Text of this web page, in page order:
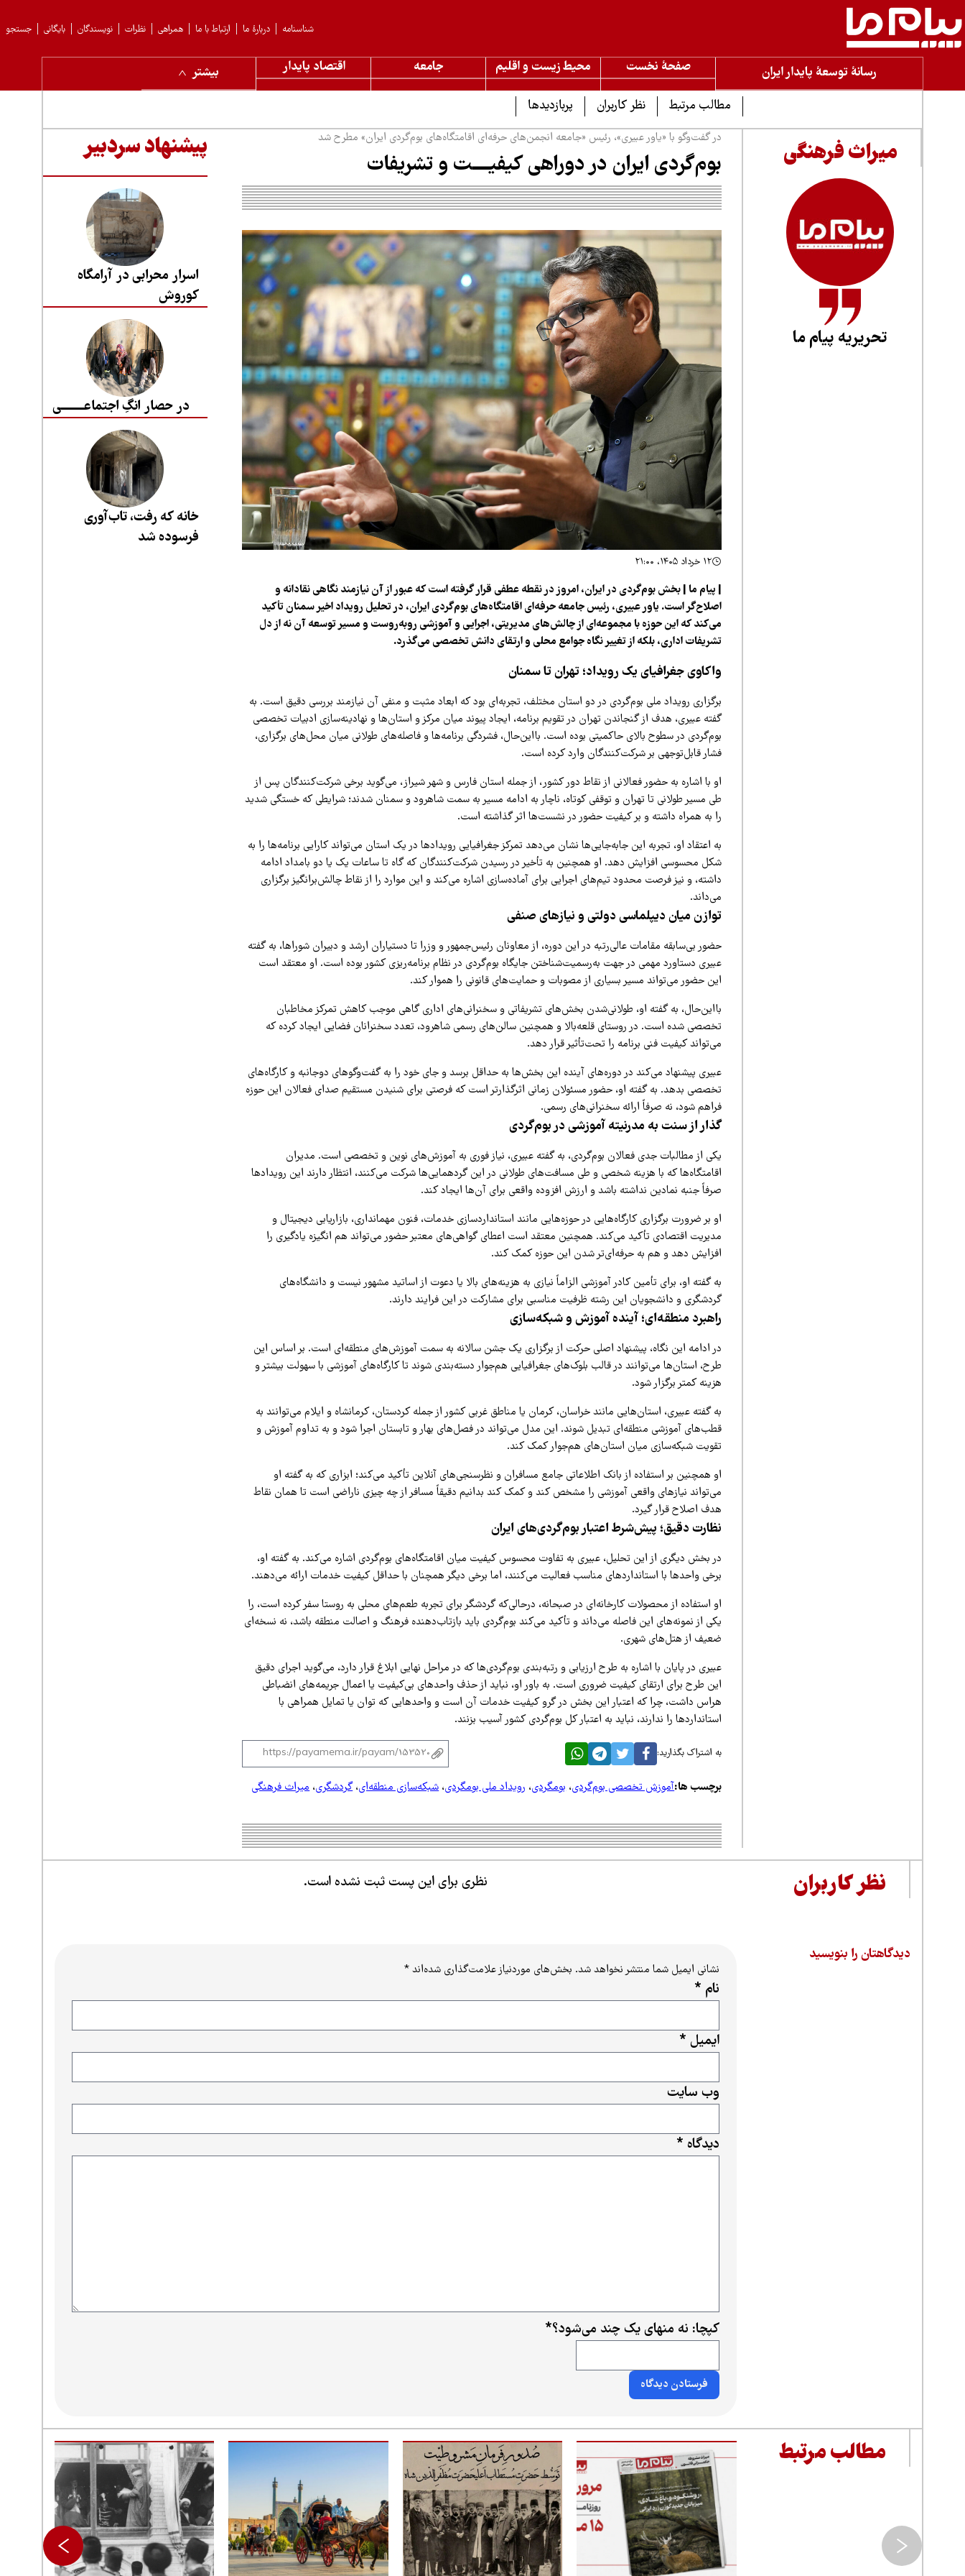
جستجو بایگانی نویسندگان نظرات همراهی ارتباط با ما دربارهٔ ما شناسنامه
رسانۀ توسعۀ پایدار ایران صفحۀ نخست محیط زیست و اقلیم جامعه اقتصاد پایدار
بیشتر
مطالب مرتبط
نظر کاربران پربازدیدها
میراث فرهنگی
تحریریه پیام ما
در گفت‌وگو با «یاور عبیری»، رئیس «جامعه انجمن‌های حرفه‌ای اقامتگاه‌های بوم‌گردی ایران» مطرح شد
بوم‌گردی ایران در دوراهی کیفیــــت و تشریفات
۱۲ خرداد ۱۴۰۵، ۲۱:۰۰
| پیام ما | بخش بوم‌گردی در ایران، امروز در نقطه عطفی قرار گرفته است که عبور از آن نیازمند نگاهی نقادانه و
اصلاح‌گر است. یاور عبیری، رئیس جامعه حرفه‌ای اقامتگاه‌های بوم‌گردی ایران، در تحلیل رویداد اخیر سمنان تأکید
می‌کند که این حوزه با مجموعه‌ای از چالش‌های مدیریتی، اجرایی و آموزشی روبه‌روست و مسیر توسعه آن نه از دل
تشریفات اداری، بلکه از تغییر نگاه جوامع محلی و ارتقای دانش تخصصی می‌گذرد.
واکاوی جغرافیای یک رویداد؛ تهران تا سمنان
برگزاری رویداد ملی بوم‌گردی در دو استان مختلف، تجربه‌ای بود که ابعاد مثبت و منفی آن نیازمند بررسی دقیق است. به
گفته عبیری، هدف از گنجاندن تهران در تقویم برنامه، ایجاد پیوند میان مرکز و استان‌ها و نهادینه‌سازی ادبیات تخصصی
بوم‌گردی در سطوح بالای حاکمیتی بوده است. بااین‌حال، فشردگی برنامه‌ها و فاصله‌های طولانی میان محل‌های برگزاری،
فشار قابل‌توجهی بر شرکت‌کنندگان وارد کرده است.
او با اشاره به حضور فعالانی از نقاط دور کشور، از جمله استان فارس و شهر شیراز، می‌گوید برخی شرکت‌کنندگان پس از
طی مسیر طولانی تا تهران و توقفی کوتاه، ناچار به ادامه مسیر به سمت شاهرود و سمنان شدند؛ شرایطی که خستگی شدید
را به همراه داشته و بر کیفیت حضور در نشست‌ها اثر گذاشته است.
به اعتقاد او، تجربه این جابه‌جایی‌ها نشان می‌دهد تمرکز جغرافیایی رویدادها در یک استان می‌تواند کارایی برنامه‌ها را به
شکل محسوسی افزایش دهد. او همچنین به تأخیر در رسیدن شرکت‌کنندگان که گاه تا ساعات یک یا دو بامداد ادامه
داشته، و نیز فرصت محدود تیم‌های اجرایی برای آماده‌سازی اشاره می‌کند و این موارد را از نقاط چالش‌برانگیز برگزاری
می‌داند.
توازن میان دیپلماسی دولتی و نیازهای صنفی
حضور بی‌سابقه مقامات عالی‌رتبه در این دوره، از معاونان رئیس‌جمهور و وزرا تا دستیاران ارشد و دبیران شوراها، به گفته
عبیری دستاورد مهمی در جهت به‌رسمیت‌شناختن جایگاه بوم‌گردی در نظام برنامه‌ریزی کشور بوده است. او معتقد است
این حضور می‌تواند مسیر بسیاری از مصوبات و حمایت‌های قانونی را هموار کند.
بااین‌حال، به گفته او، طولانی‌شدن بخش‌های تشریفاتی و سخنرانی‌های اداری گاهی موجب کاهش تمرکز مخاطبان
تخصصی شده است. در روستای قلعه‌بالا و همچنین سالن‌های رسمی شاهرود، تعدد سخنرانان فضایی ایجاد کرده که
می‌تواند کیفیت فنی برنامه را تحت‌تأثیر قرار دهد.
عبیری پیشنهاد می‌کند در دوره‌های آینده این بخش‌ها به حداقل برسد و جای خود را به گفت‌وگوهای دوجانبه و کارگاه‌های
تخصصی بدهد. به گفته او، حضور مسئولان زمانی اثرگذارتر است که فرصتی برای شنیدن مستقیم صدای فعالان این حوزه
فراهم شود، نه صرفاً ارائه سخنرانی‌های رسمی.
گذار از سنت به مدرنیته آموزشی در بوم‌گردی
یکی از مطالبات جدی فعالان بوم‌گردی، به گفته عبیری، نیاز فوری به آموزش‌های نوین و تخصصی است. مدیران
اقامتگاه‌ها که با هزینه شخصی و طی مسافت‌های طولانی در این گردهمایی‌ها شرکت می‌کنند، انتظار دارند این رویدادها
صرفاً جنبه نمادین نداشته باشد و ارزش افزوده واقعی برای آن‌ها ایجاد کند.
او بر ضرورت برگزاری کارگاه‌هایی در حوزه‌هایی مانند استانداردسازی خدمات، فنون مهمانداری، بازاریابی دیجیتال و
مدیریت اقتصادی تأکید می‌کند. همچنین معتقد است اعطای گواهی‌های معتبر حضور می‌تواند هم انگیزه یادگیری را
افزایش دهد و هم به حرفه‌ای‌تر شدن این حوزه کمک کند.
به گفته او، برای تأمین کادر آموزشی الزاماً نیازی به هزینه‌های بالا یا دعوت از اساتید مشهور نیست و دانشگاه‌های
گردشگری و دانشجویان این رشته ظرفیت مناسبی برای مشارکت در این فرایند دارند.
راهبرد منطقه‌ای؛ آینده آموزش و شبکه‌سازی
در ادامه این نگاه، پیشنهاد اصلی حرکت از برگزاری یک جشن سالانه به سمت آموزش‌های منطقه‌ای است. بر اساس این
طرح، استان‌ها می‌توانند در قالب بلوک‌های جغرافیایی هم‌جوار دسته‌بندی شوند تا کارگاه‌های آموزشی با سهولت بیشتر و
هزینه کمتر برگزار شود.
به گفته عبیری، استان‌هایی مانند خراسان، کرمان یا مناطق غربی کشور از جمله کردستان، کرمانشاه و ایلام می‌توانند به
قطب‌های آموزشی منطقه‌ای تبدیل شوند. این مدل می‌تواند در فصل‌های بهار و تابستان اجرا شود و به تداوم آموزش و
تقویت شبکه‌سازی میان استان‌های هم‌جوار کمک کند.
او همچنین بر استفاده از بانک اطلاعاتی جامع مسافران و نظرسنجی‌های آنلاین تأکید می‌کند؛ ابزاری که به گفته او
می‌تواند نیازهای واقعی آموزشی را مشخص کند و کمک کند بدانیم دقیقاً مسافر از چه چیزی ناراضی است تا همان نقاط
هدف اصلاح قرار گیرد.
نظارت دقیق؛ پیش‌شرط اعتباربوم‌گردی‌های ایران
در بخش دیگری از این تحلیل، عبیری به تفاوت محسوس کیفیت میان اقامتگاه‌های بوم‌گردی اشاره می‌کند. به گفته او،
برخی واحدها با استانداردهای مناسب فعالیت می‌کنند، اما برخی دیگر همچنان با حداقل کیفیت خدمات ارائه می‌دهند.
او استفاده از محصولات کارخانه‌ای در صبحانه، درحالی‌که گردشگر برای تجربه طعم‌های محلی به روستا سفر کرده است، را
یکی از نمونه‌های این فاصله می‌داند و تأکید می‌کند بوم‌گردی باید بازتاب‌دهنده فرهنگ و اصالت منطقه باشد، نه نسخه‌ای
ضعیف از هتل‌های شهری.
عبیری در پایان با اشاره به طرح ارزیابی و رتبه‌بندی بوم‌گردی‌ها که در مراحل نهایی ابلاغ قرار دارد، می‌گوید اجرای دقیق
این طرح برای ارتقای کیفیت ضروری است. به باور او، نباید از حذف واحدهای بی‌کیفیت یا اعمال جریمه‌های انضباطی
هراس داشت، چرا که اعتبار این بخش در گرو کیفیت خدمات آن است و واحدهایی که توان یا تمایل همراهی با
استانداردها را ندارند، نباید به اعتبار کل بوم‌گردی کشور آسیب بزنند.
به اشتراک بگذارید:
برچسب ها:آموزش تخصصی بوم‌گردی،بومگردی، رویداد ملی بومگردی،شبکه‌سازی منطقه‌ای،گردشگری،میراث فرهنگی
پیشنهاد سردبیر
اسرار محرابی در آرامگاه
کوروش
در حصار انگِ اجتماعــــــــی
خانه که رفت، تاب‌آوری
فرسوده شد
نظر کاربران نظری برای این پست ثبت نشده است.
دیدگاهتان را بنویسید
نشانی ایمیل شما منتشر نخواهد شد. بخش‌های موردنیاز علامت‌گذاری شده‌اند*
دیدگاه *
نام *
ایمیل *
وب‌ سایت
کپچا: نه منهای یک چند می‌شود؟*
مطالب مرتبط